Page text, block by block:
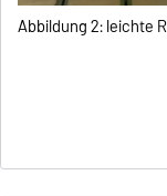
Abbildung 2: leichte